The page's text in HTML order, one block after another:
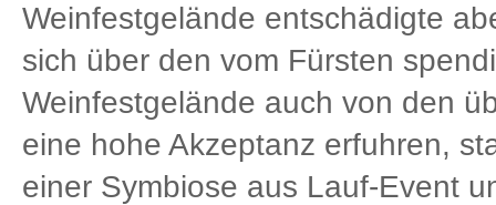
Weinfestgelände entschädigte
sich über den vom Fürsten
Weinfestgelände auch von den
eine hohe Akzeptanz erfuhren,
einer Symbiose aus Lauf-Event